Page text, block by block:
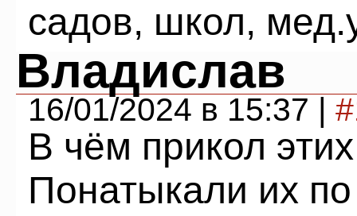
садов, школ,
Владислав
16/01/2024 в 15:37 |
В чём прикол
Понатыкали их